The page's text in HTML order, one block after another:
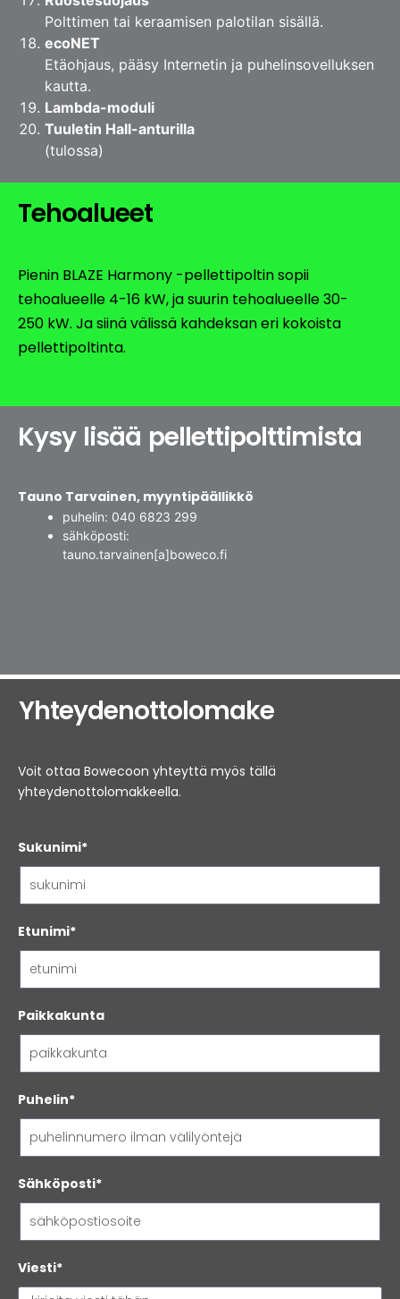
Polttimen tai keraamisen palotilan sisällä.
ecoNET
Etäohjaus, pääsy Internetin ja puhelinsovelluksen
kautta.
Lambda-moduli
Tuuletin Hall-anturilla
(tulossa)
Tehoalueet
Pienin BLAZE Harmony -pellettipoltin sopii
tehoalueelle 4-16 kW, ja suurin tehoalueelle 30-
250 kW. Ja siinä välissä kahdeksan eri kokoista
pellettipoltinta.
Kysy lisää pellettipolttimista
Tauno Tarvainen, myyntipäällikkö
puhelin: 040 6823 299
sähköposti:
tauno.tarvainen[a]boweco.fi
Yhteydenottolomake
Voit ottaa Bowecoon yhteyttä myös tällä
yhteydenottolomakkeella.
Sukunimi*
Etunimi*
Paikkakunta
Puhelin*
Sähköposti*
Viesti*